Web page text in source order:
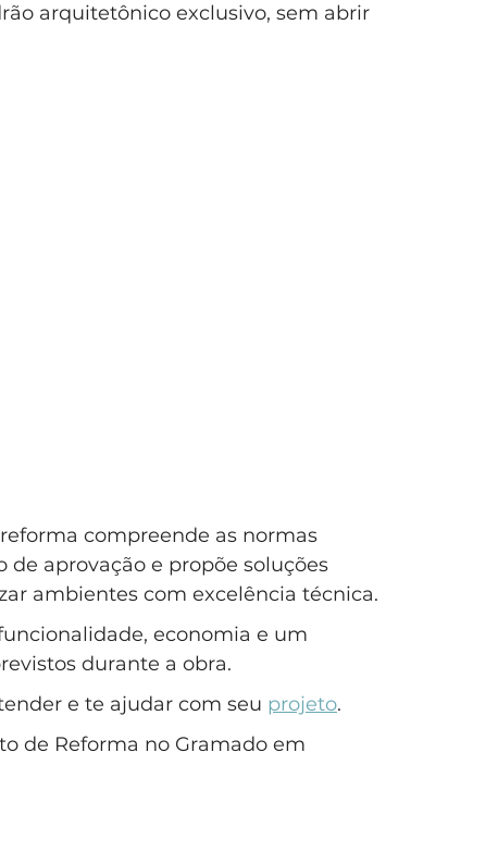
arquitetônico exclusivo, sem abrir
compreende as normas
aprovação e propõe soluções
ambientes com excelência técnica.
economia e um
durante a obra.
e te ajudar com seu projeto.
de Reforma no Gramado em